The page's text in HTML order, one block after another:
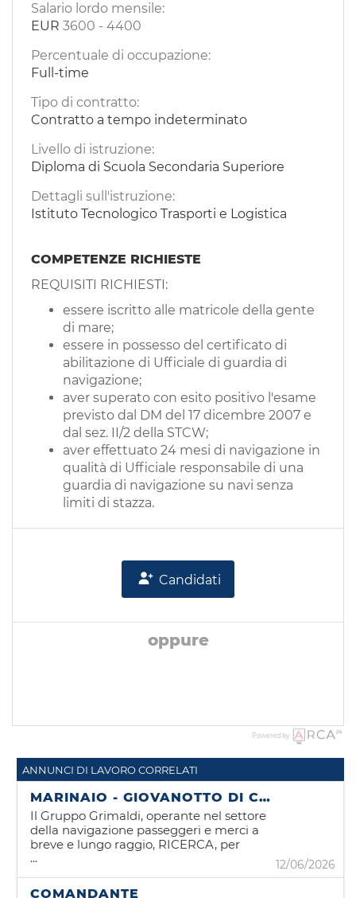
Salario lordo mensile:
EUR 3600 - 4400
Percentuale di occupazione:
Full-time
Tipo di contratto:
Contratto a tempo indeterminato
Livello di istruzione:
Diploma di Scuola Secondaria Superiore
Dettagli sull'istruzione:
Istituto Tecnologico Trasporti e Logistica
COMPETENZE RICHIESTE
REQUISITI RICHIESTI:
essere iscritto alle matricole della gente
di mare;
essere in possesso del certificato di
abilitazione di Ufficiale di guardia di
navigazione;
aver superato con esito positivo l'esame
previsto dal DM del 17 dicembre 2007 e
dal sez. II/2 della STCW;
aver effettuato 24 mesi di navigazione in
qualità di Ufficiale responsabile di una
guardia di navigazione su navi senza
limiti di stazza.
Candidati
oppure
Powered by
ANNUNCI DI LAVORO CORRELATI
MARINAIO - GIOVANOTTO DI COPERTA
Il Gruppo Grimaldi, operante nel settore
della navigazione passeggeri e merci a
breve e lungo raggio, RICERCA, per
l'utilizzo sulle unità naviganti che
MARINAIO (IMO II/4 - IMO II/5)
... 12/06/2026
COMANDANTE